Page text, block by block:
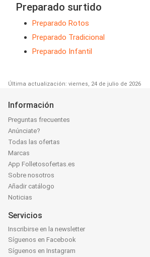
Preparado surtido
Preparado Rotos
Preparado Tradicional
Preparado Infantil
Última actualización: viernes, 24 de julio de 2026
Información
Preguntas frecuentes
Anúnciate?
Todas las ofertas
Marcas
App Folletosofertas.es
Sobre nosotros
Añadir catálogo
Noticias
Servicios
Inscribirse en la newsletter
Síguenos en Facebook
Síguenos en Instagram